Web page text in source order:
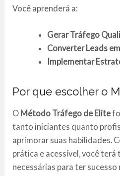
Você aprenderá a:
Gerar Tráfego
Converter Leads
Implementar
Por que escolher o
O Método Tráfego de Elite
tanto iniciantes quanto
aprimorar suas habilidades.
prática e acessível, você
necessárias para ter